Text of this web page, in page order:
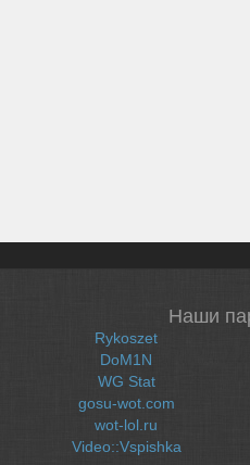
Наши
Rykoszet
DoM1N
WG Stat
gosu-wot.com
wot-lol.ru
Video::Vspishka